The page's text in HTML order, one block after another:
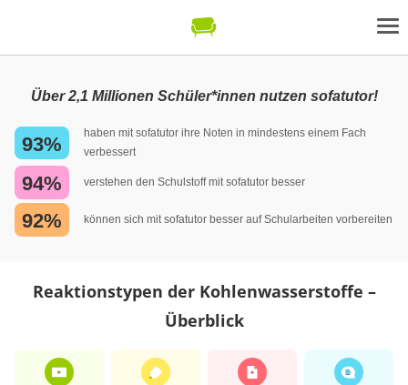
Über 2,1 Millionen Schüler*innen nutzen sofatutor!
93%
haben mit sofatutor ihre Noten in mindestens einem Fach
verbessert
94% verstehen den Schulstoff mit sofatutor besser
92% können sich mit sofatutor besser auf Schularbeiten vorbereiten
Reaktionstypen der Kohlenwasserstoffe –
Überblick